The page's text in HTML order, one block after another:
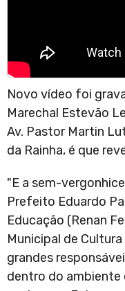
Novo vídeo foi
Marechal Estevão
Av. Pastor Martin
da Rainha, é que
"E a sem-
Prefeito Eduardo
Educação (Renan
Municipal de
grandes
dentro do ambiente